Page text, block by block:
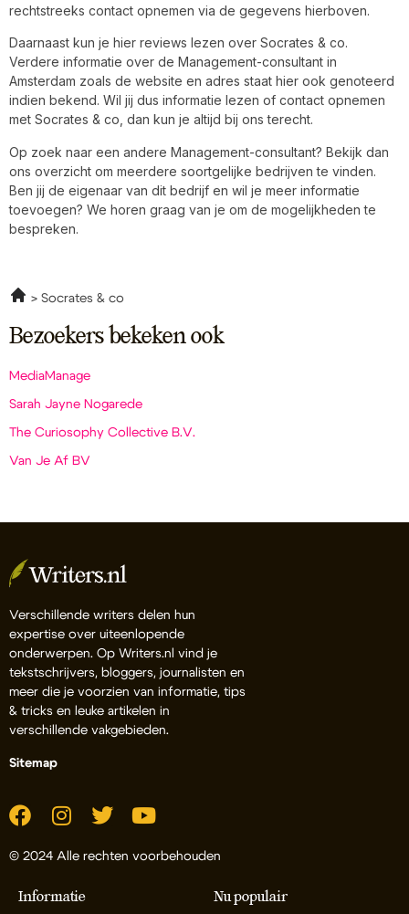
rechtstreeks contact opnemen via de gegevens hierboven.
Daarnaast kun je hier reviews lezen over Socrates & co.
Verdere informatie over de Management-consultant in
Amsterdam zoals de website en adres staat hier ook genoteerd
indien bekend. Wil jij dus informatie lezen of contact opnemen
met Socrates & co, dan kun je altijd bij ons terecht.
Op zoek naar een andere Management-consultant? Bekijk dan
ons overzicht om meerdere soortgelijke bedrijven te vinden.
Ben jij de eigenaar van dit bedrijf en wil je meer informatie
toevoegen? We horen graag van je om de mogelijkheden te
bespreken.
Socrates & co
Bezoekers bekeken ook
MediaManage
Sarah Jayne Nogarede
The Curiosophy Collective B.V.
Van Je Af BV
Verschillende writers delen hun
expertise over uiteenlopende
onderwerpen. Op Writers.nl vind je
tekstschrijvers, bloggers, journalisten en
meer die je voorzien van informatie, tips
& tricks en leuke artikelen in
verschillende vakgebieden.
Sitemap
© 2024 Alle rechten voorbehouden
Informatie Nu populair